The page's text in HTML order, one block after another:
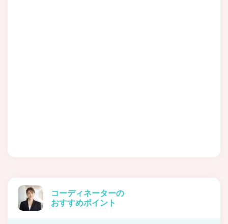
コーディネーターの
おすすめポイント